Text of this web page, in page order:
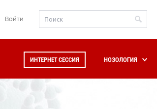
Войти
ИНТЕРНЕТ СЕССИЯ НОЗОЛОГИЯ